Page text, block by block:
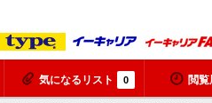
気になるリスト 0 閲覧